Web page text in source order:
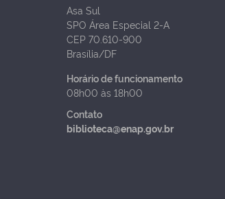
Asa Sul
SPO Área Especial 2-A
CEP 70.610-900
Brasília/DF
Horário de funcionamento
08h00 às 18h00
Contato
biblioteca@enap.gov.br